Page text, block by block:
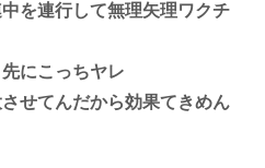
を連行して無理矢理ワクチ
にこっちヤレ
せてんだから効果てきめん